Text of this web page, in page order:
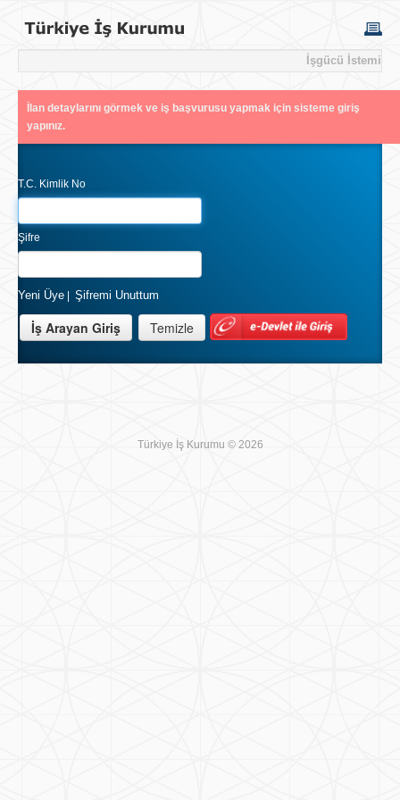
İşgücü İstemi
İlan detaylarını görmek ve iş başvurusu yapmak için sisteme giriş
yapınız.
T.C. Kimlik No
Şifre
Yeni Üye Şifremi Unuttum
Türkiye İş Kurumu © 2026